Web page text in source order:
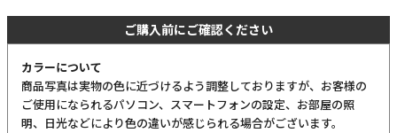
ご購入前にご確認ください
カラーについて
商品写真は実物の色に近づけるよう調整しておりますが、お客様の
ご使用になられるパソコン、スマートフォンの設定、お部屋の照
明、日光などにより色の違いが感じられる場合がございます。